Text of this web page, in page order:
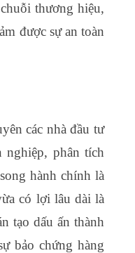
thương hiệu,
được sự an toàn
các nhà đầu tư
phân tích
hành chính là
có lợi lâu dài là
tạo dấu ấn thành
bảo chứng hàng